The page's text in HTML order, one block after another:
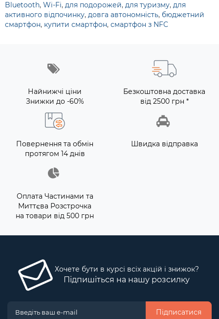
Bluetooth, Wi-Fi, для подорожей, для туризму, для
активного відпочинку, довга автономність, бюджетний
смартфон, купити смартфон, смартфон з NFC
Найнижчі ціни
Знижки до -60%
Безкоштовна доставка
від 2500 грн *
Повернення та обмін
протягом 14 днів
Швидка відправка
Оплата Частинами та
Миттєва Розстрочка
на товари від 500 грн
Хочете бути в курсі всіх акцій і знижок?
Підпишіться на нашу розсилку
Підписатися